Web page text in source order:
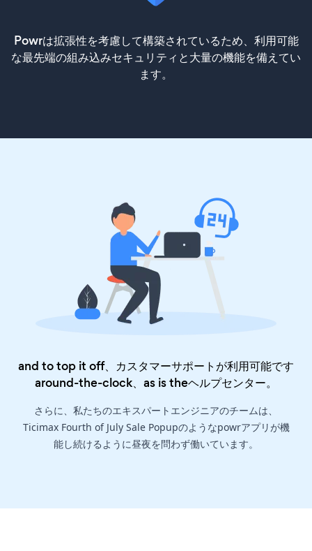
Powrは拡張性を考慮して構築されているため、利用可能
な最先端の組み込みセキュリティと大量の機能を備えてい
ます。
and to top it off、カスタマーサポートが利用可能です
around-the-clock、as is theヘルプセンター。
さらに、私たちのエキスパートエンジニアのチームは、
Ticimax Fourth of July Sale Popupのようなpowrアプリが機
能し続けるように昼夜を問わず働いています。